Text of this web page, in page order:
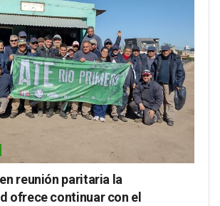
reunión paritaria la
ofrece continuar con el